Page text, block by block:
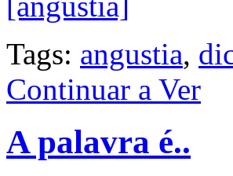
Tags: angustia,
Continuar a Ver
A palavra é..